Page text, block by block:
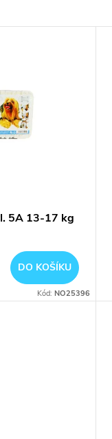
5A 13-17 kg
DO KOŠÍKU
Kód:NO25396